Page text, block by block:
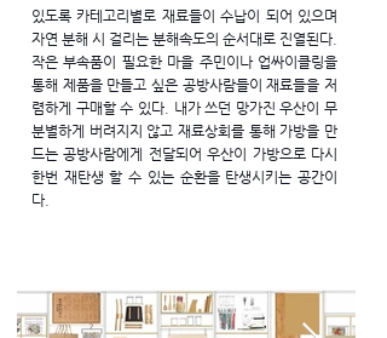
있도록 카테고리별로 재료들이 수납이 되어 있으며
자연 분해 시 걸리는 분해속도의 순서대로 진열된다.
작은 부속품이 필요한 마을 주민이나 업싸이클링을
통해 제품을 만들고 싶은 공방사람들이 재료들을 저
렴하게 구매할 수 있다. 내가 쓰던 망가진 우산이 무
분별하게 버려지지 않고 재료상회를 통해 가방을 만
드는 공방사람에게 전달되어 우산이 가방으로 다시
한번 재탄생 할 수 있는 순환을 탄생시키는 공간이
다.